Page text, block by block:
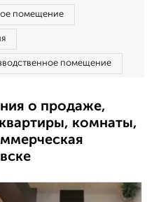
помещение
помещение
о продаже,
комнаты,